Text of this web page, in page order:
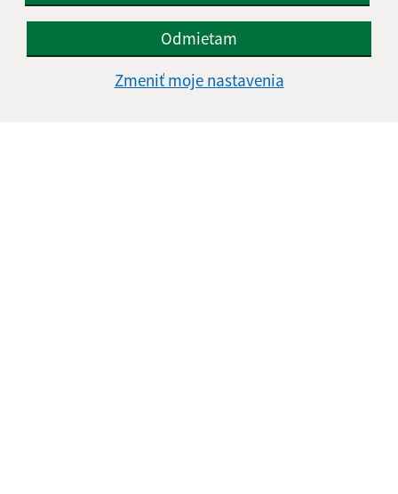
Odmietam
Zmeniť moje nastavenia
Informácie o stránke:
Vyhlásenie o prístupnosti
Ochrana osobných údajov